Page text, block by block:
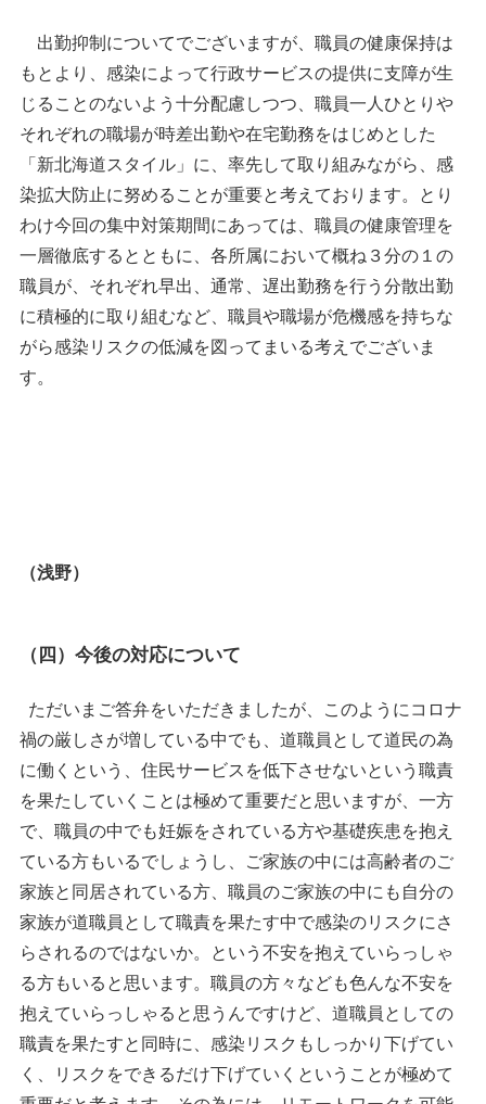
出勤抑制についてでございますが、職員の健康保持は
もとより、感染によって行政サービスの提供に支障が生
じることのないよう十分配慮しつつ、職員一人ひとりや
それぞれの職場が時差出勤や在宅勤務をはじめとした
「新北海道スタイル」に、率先して取り組みながら、感
染拡大防止に努めることが重要と考えております。とり
わけ今回の集中対策期間にあっては、職員の健康管理を
一層徹底するとともに、各所属において概ね３分の１の
職員が、それぞれ早出、通常、遅出勤務を行う分散出勤
に積極的に取り組むなど、職員や職場が危機感を持ちな
がら感染リスクの低減を図ってまいる考えでございま
す。
（浅野）
（四）今後の対応について
ただいまご答弁をいただきましたが、このようにコロナ
禍の厳しさが増している中でも、道職員として道民の為
に働くという、住民サービスを低下させないという職責
を果たしていくことは極めて重要だと思いますが、一方
で、職員の中でも妊娠をされている方や基礎疾患を抱え
ている方もいるでしょうし、ご家族の中には高齢者のご
家族と同居されている方、職員のご家族の中にも自分の
家族が道職員として職責を果たす中で感染のリスクにさ
らされるのではないか。という不安を抱えていらっしゃ
る方もいると思います。職員の方々なども色んな不安を
抱えていらっしゃると思うんですけど、道職員としての
職責を果たすと同時に、感染リスクもしっかり下げてい
く、リスクをできるだけ下げていくということが極めて